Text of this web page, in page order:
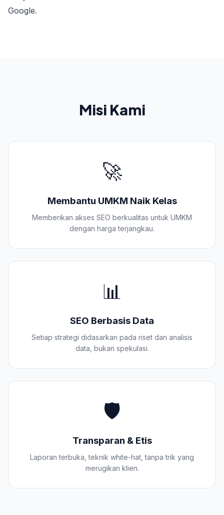
Google.
Misi Kami
🚀
Membantu UMKM Naik Kelas
Memberikan akses SEO berkualitas untuk UMKM
dengan harga terjangkau.
📊
SEO Berbasis Data
Setiap strategi didasarkan pada riset dan analisis
data, bukan spekulasi.
🛡️
Transparan & Etis
Laporan terbuka, teknik white-hat, tanpa trik yang
merugikan klien.